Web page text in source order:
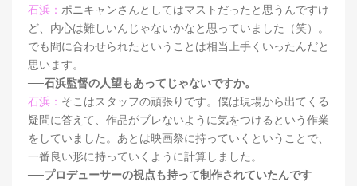
石浜： ポニキャンさんとしてはマストだったと思うんですけ
ど、内心は難しいんじゃないかなと思っていました（笑）。
でも間に合わせられたということは相当上手くいったんだと
思います。
──石浜監督の人望もあってじゃないですか。
石浜： そこはスタッフの頑張りです。僕は現場から出てくる
疑問に答えて、作品がブレないように気をつけるという作業
をしていました。あとは映画祭に持っていくということで、
一番良い形に持っていくように計算しました。
──プロデューサーの視点も持って制作されていたんです